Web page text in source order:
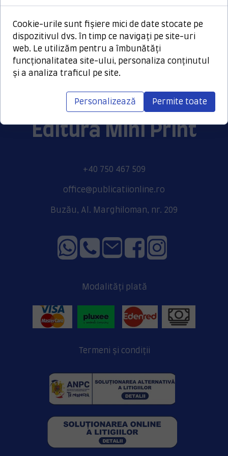
ionelaraican@yahoo.com
Pentru a achizitiona această publicație,
vă rugăm contactați autorul.
Termeni și condiții
Modalități plată
Editura Mini Print
+40 750 467 509
office@publicatiionline.ro
Buzău, Al. Marghiloman, nr. 209
Cookie-urile sunt fișiere mici de date stocate pe
dispozitivul dvs. în timp ce navigați pe site-uri
web. Le utilizăm pentru a îmbunătăți
funcționalitatea site-ului, personaliza conținutul
și a analiza traficul pe site.
Personalizează Permite toate